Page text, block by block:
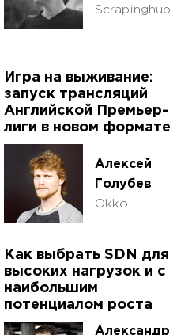
Scrapinghub
Игра на выживание:
запуск трансляций
Английской Премьер-
лиги в новом формате
Алексей
Голубев
Okko
Как выбрать SDN для
высоких нагрузок и с
наибольшим
потенциалом роста
Александр